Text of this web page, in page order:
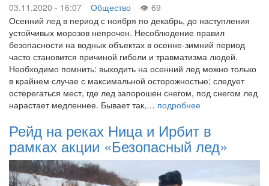
03.11.2020 - 16:07 Общество
69
Осенний лед в период с ноября по декабрь, до наступления
устойчивых морозов непрочен. Несоблюдение правил
безопасности на водных объектах в осенне-зимний период
часто становится причиной гибели и травматизма людей.
Необходимо помнить: выходить на осенний лед можно только
в крайнем случае с максимальной осторожностью; следует
остерегаться мест, где лед запорошен снегом, под снегом лед
нарастает медленнее. Бывает так,… подробнее
Рейд на реках Ница и Ирбит в
рамках акции «Безопасный лед»